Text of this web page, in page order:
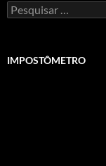
Pesquisar
por:
IMPOSTÔMETRO